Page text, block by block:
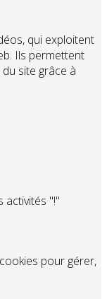
qui exploitent
Ils permettent
site grâce à
activités "!"
pour gérer,